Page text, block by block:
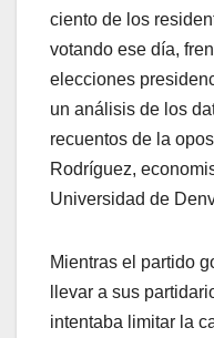
ciento de los
votando ese día,
elecciones
un análisis de los
recuentos de la
Rodríguez,
Universidad de
Mientras el partido
llevar a sus
intentaba limitar la